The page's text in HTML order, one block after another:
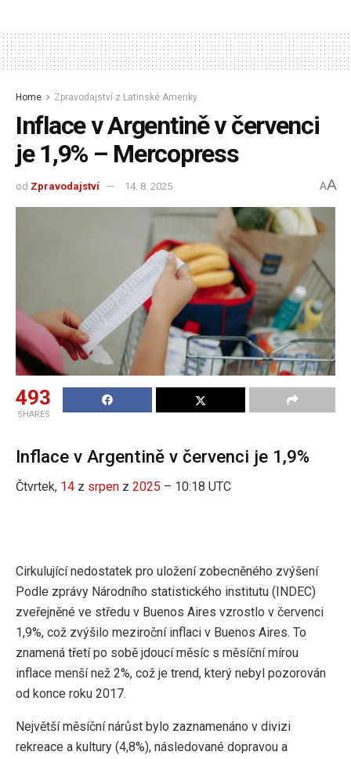
Home Zpravodajství z Latinské Ameriky
Inflace v Argentině v červenci
je 1,9% – Mercopress
od Zpravodajství 14. 8. 2025 AA
493
SHARES
Inflace v Argentině v červenci je 1,9%
Čtvrtek, 14 z srpen z 2025 – 10:18 UTC
Cirkulující nedostatek pro uložení zobecněného zvýšení
Podle zprávy Národního statistického institutu (INDEC)
zveřejněné ve středu v Buenos Aires vzrostlo v červenci
1,9%, což zvýšilo meziroční inflaci v Buenos Aires. To
znamená třetí po sobě jdoucí měsíc s měsíční mírou
inflace menší než 2%, což je trend, který nebyl pozorován
od konce roku 2017.
Největší měsíční nárůst bylo zaznamenáno v divizi
rekreace a kultury (4,8%), následované dopravou a